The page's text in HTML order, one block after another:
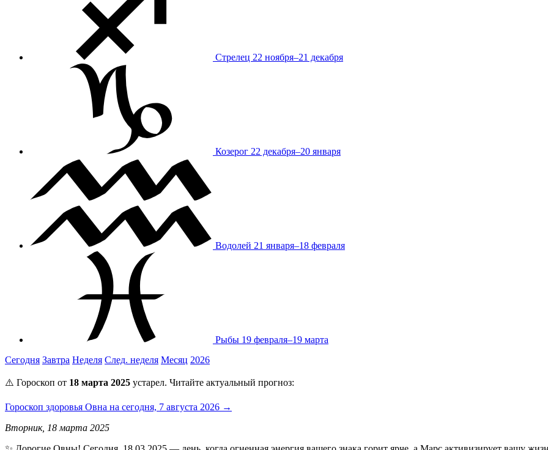
Стрелец 22 ноября–21 декабря
Козерог 22 декабря–20 января
Водолей 21 января–18 февраля
Рыбы 19 февраля–19 марта
Сегодня Завтра Неделя След. неделя Месяц 2026
⚠️ Гороскоп от 18 марта 2025 устарел. Читайте актуальный прогноз:
Гороскоп здоровья Овна на сегодня, 7 августа 2026 →
Вторник, 18 марта 2025